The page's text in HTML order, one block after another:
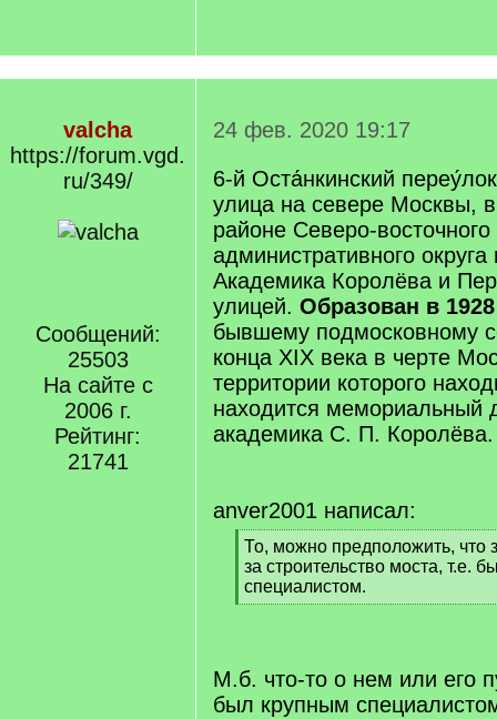
valcha
https://forum.vgd.
ru/349/
Сообщений:
25503
На сайте с
2006 г.
Рейтинг:
21741
24 фев. 2020 19:17
6-й Оста́нкинский
улица на севере Москвы,
районе Северо-восточного
административного
Академика Королёва и
улицей. Образован в
бывшему подмосковному
конца XIX века в черте
территории которого
находится мемориальный
академика С. П. Королёва.
anver2001 написал:
[
q
]
То, можно предположить, что
за строительство моста, т.е.
специалистом.
[
]
М.б. что-то о нем или его
был крупным